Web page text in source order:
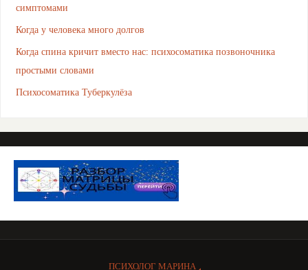
симптомами
Когда у человека много долгов
Когда спина кричит вместо нас: психосоматика позвоночника
простыми словами
Психосоматика Туберкулёза
ПСИХОЛОГ МАРИНА